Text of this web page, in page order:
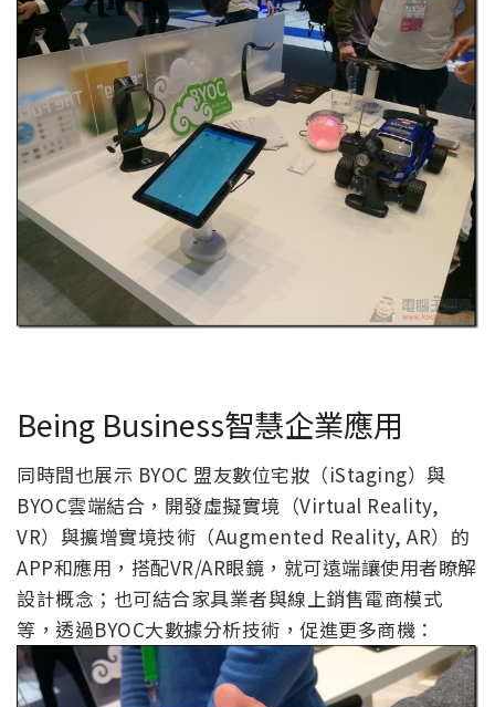
Being Business智慧企業應用
同時間也展示 BYOC 盟友數位宅妝（iStaging）與
BYOC雲端結合，開發虛擬實境（Virtual Reality,
VR）與擴增實境技術（Augmented Reality, AR）的
APP和應用，搭配VR/AR眼鏡，就可遠端讓使用者瞭解
設計概念；也可結合家具業者與線上銷售電商模式
等，透過BYOC大數據分析技術，促進更多商機：